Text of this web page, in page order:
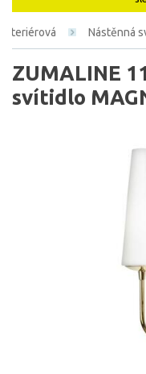
Interiérová Nástěnná
ZUMALINE
svítidlo